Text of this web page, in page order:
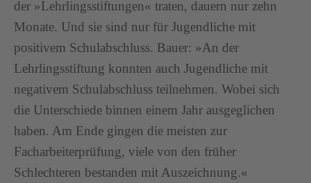
der »Lehrlingsstiftungen« traten, dauern nur zehn
Monate. Und sie sind nur für Jugendliche mit
positivem Schulabschluss. Bauer: »An der
Lehrlingsstiftung konnten auch Jugendliche mit
negativem Schulabschluss teilnehmen. Wobei sich
die Unterschiede binnen einem Jahr ausgeglichen
haben. Am Ende gingen die meisten zur
Facharbeiterprüfung, viele von den früher
Schlechteren bestanden mit Auszeichnung.«